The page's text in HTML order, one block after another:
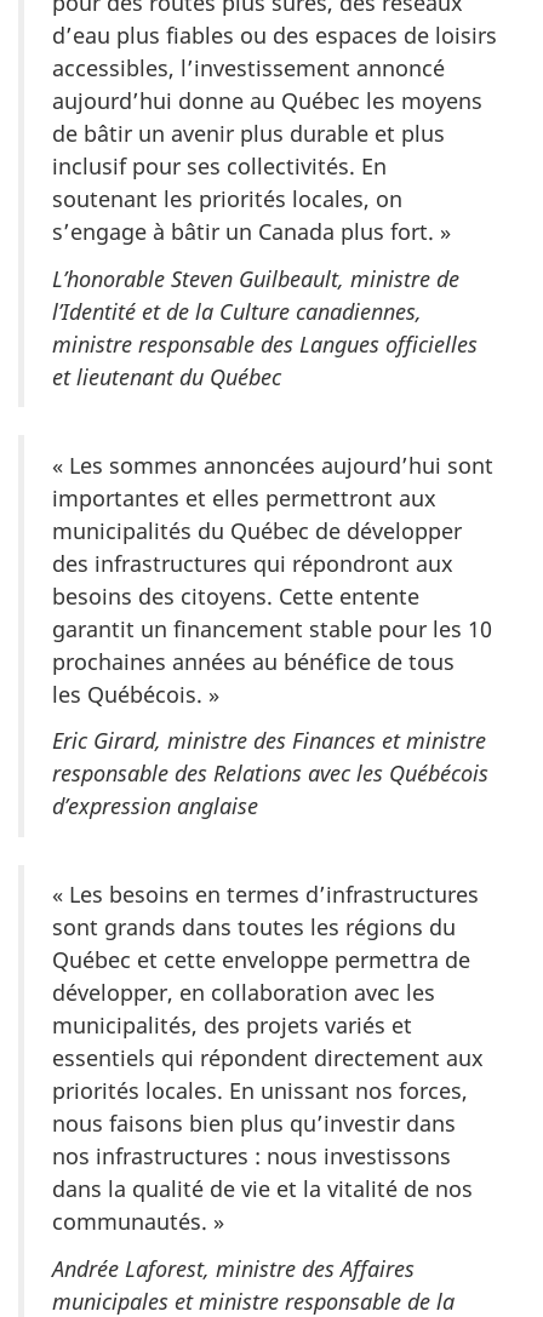
d’eau plus fiables ou des espaces de loisirs
accessibles, l’investissement annoncé
aujourd’hui donne au Québec les moyens
de bâtir un avenir plus durable et plus
inclusif pour ses collectivités. En
soutenant les priorités locales, on
s’engage à bâtir un Canada plus fort. »
L’honorable Steven Guilbeault, ministre de
l’Identité et de la Culture canadiennes,
ministre responsable des Langues officielles
et lieutenant du Québec
« Les sommes annoncées aujourd’hui sont
importantes et elles permettront aux
municipalités du Québec de développer
des infrastructures qui répondront aux
besoins des citoyens. Cette entente
garantit un financement stable pour les 10
prochaines années au bénéfice de tous
les Québécois. »
Eric Girard, ministre des Finances et ministre
responsable des Relations avec les Québécois
d’expression anglaise
« Les besoins en termes d’infrastructures
sont grands dans toutes les régions du
Québec et cette enveloppe permettra de
développer, en collaboration avec les
municipalités, des projets variés et
essentiels qui répondent directement aux
priorités locales. En unissant nos forces,
nous faisons bien plus qu’investir dans
nos infrastructures : nous investissons
dans la qualité de vie et la vitalité de nos
communautés. »
Andrée Laforest, ministre des Affaires
municipales et ministre responsable de la